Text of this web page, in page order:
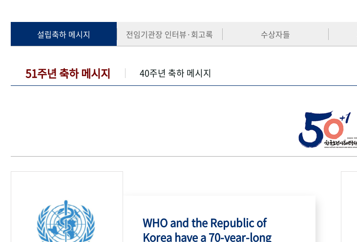
설립축하 메시지 전임기관장 인터뷰·회고록 수상자들
51주년 축하 메시지 40주년 축하 메시지
WHO and the Republic of
Korea have a 70-year-long